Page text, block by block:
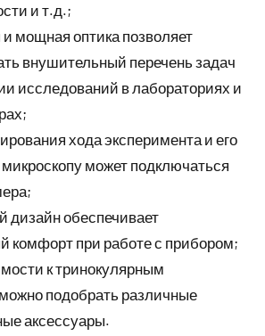
и т.д.;
и мощная оптика позволяет
внушительный перечень задач
исследований в лабораториях и
хода эксперимента и его
микроскопу может подключаться
дизайн обеспечивает
комфорт при работе с прибором;
к тринокулярным
подобрать различные
аксессуары.